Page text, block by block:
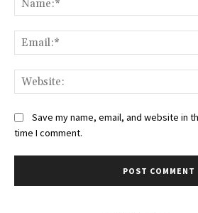
Save my name, email, and website in
time I comment.